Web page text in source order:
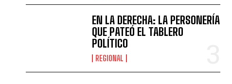
EN LA DERECHA: LA PERSONERÍA
QUE PATEÓ EL TABLERO
POLÍTICO
REGIONAL